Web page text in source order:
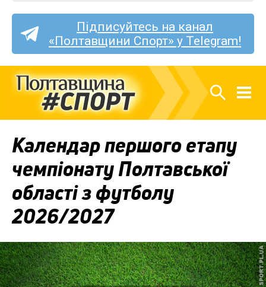
Підписуйтесь на канал
«Полтавщини Спорт» у Telegram!
Календар першого етапу
чемпіонату Полтавської
області з футболу
2026/2027